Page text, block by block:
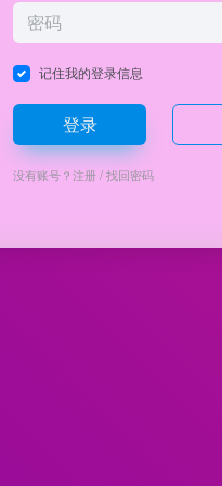
记住我的登录信息
登录
没有账号？注册/找回密码